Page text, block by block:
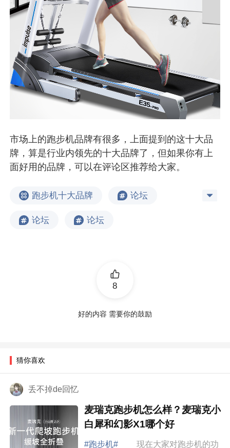
市场上的跑步机品牌有很多，上面提到的这十大品
牌，算是行业内领先的十大品牌了，但如果你有上
面好用的品牌，可以在评论区推荐给大家。
跑步机十大品牌 论坛
论坛 论坛
8
好的内容 需要你的鼓励
猜你喜欢
丢不掉de回忆
麦瑞克跑步机怎么样？麦瑞克小
白犀和幻影X1哪个好
#跑步机# 现在大家对跑步机的功